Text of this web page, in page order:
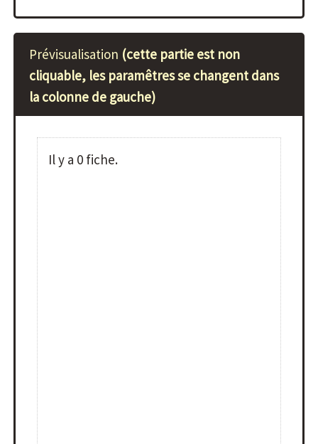
Prévisualisation (cette partie est non
cliquable, les paramêtres se changent dans
la colonne de gauche)